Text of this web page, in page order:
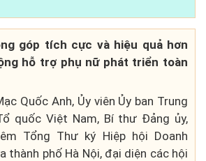
góp tích cực và hiệu quả hơn
hỗ trợ phụ nữ phát triển toàn
Quốc Anh, Ủy viên Ủy ban Trung
quốc Việt Nam, Bí thư Đảng ủy,
Tổng Thư ký Hiệp hội Doanh
thành phố Hà Nội, đại diện các hội